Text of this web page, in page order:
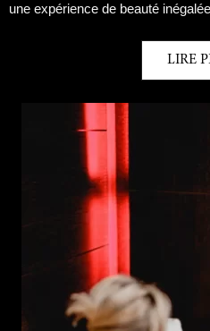
une expérience de beauté
LIRE